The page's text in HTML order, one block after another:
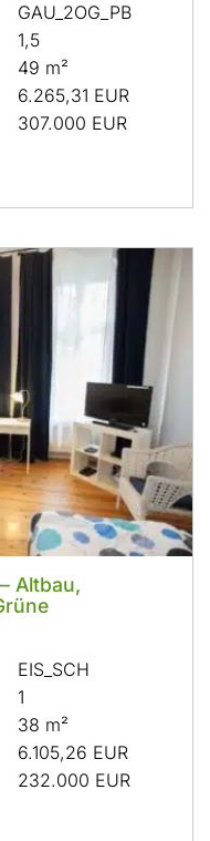
GAU_2OG_PB
1,5
49 m²
6.265,31 EUR
307.000 EUR
Altbau,
EIS_SCH
1
38 m²
6.105,26 EUR
232.000 EUR